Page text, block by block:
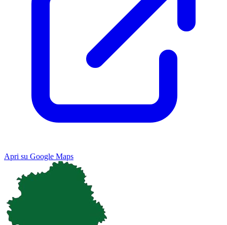
Apri su Google Maps
Map Satellite
Keyboard shortcuts